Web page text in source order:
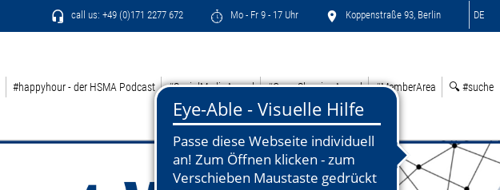
call us: +49 (0)171 2277 672 Mo - Fr 9 - 17 Uhr Koppenstraße 93, Berlin DE
#happyhour - der HSMA Podcast #SocialMediaAward #GreenSleepingAward #MemberArea 🔍 #suche